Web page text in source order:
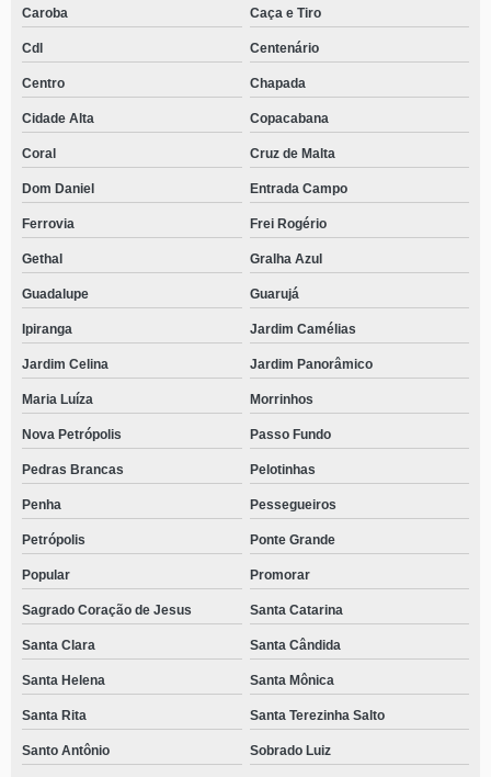
Caroba Caça e Tiro
Cdl Centenário
Centro Chapada
Cidade Alta Copacabana
Coral Cruz de Malta
Dom Daniel Entrada Campo
Ferrovia Frei Rogério
Gethal Gralha Azul
Guadalupe Guarujá
Ipiranga Jardim Camélias
Jardim Celina Jardim Panorâmico
Maria Luíza Morrinhos
Nova Petrópolis Passo Fundo
Pedras Brancas Pelotinhas
Penha Pessegueiros
Petrópolis Ponte Grande
Popular Promorar
Sagrado Coração de Jesus Santa Catarina
Santa Clara Santa Cândida
Santa Helena Santa Mônica
Santa Rita Santa Terezinha Salto
Santo Antônio Sobrado Luiz